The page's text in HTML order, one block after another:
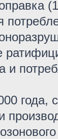
и
года,